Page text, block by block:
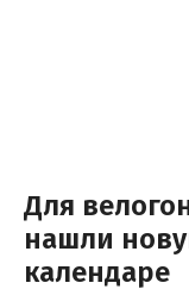
Для
нашли
календаре